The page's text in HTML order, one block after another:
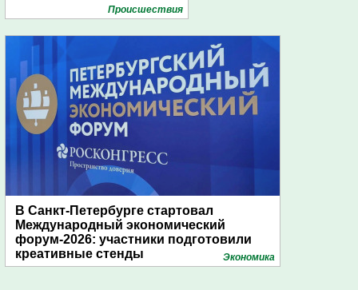
Проиcшествия
В Санкт-Петербурге стартовал
Международный экономический
форум-2026: участники подготовили
креативные стенды
Экономика